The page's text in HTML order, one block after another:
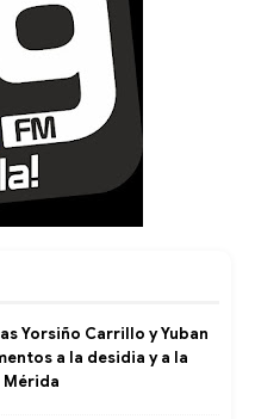
Yorsiño Carrillo y Yuban
a la desidia y a la